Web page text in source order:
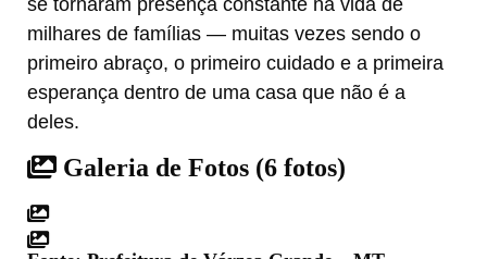
se tornaram presença constante na vida de
milhares de famílias — muitas vezes sendo o
primeiro abraço, o primeiro cuidado e a primeira
esperança dentro de uma casa que não é a
deles.
Galeria de Fotos (6 fotos)